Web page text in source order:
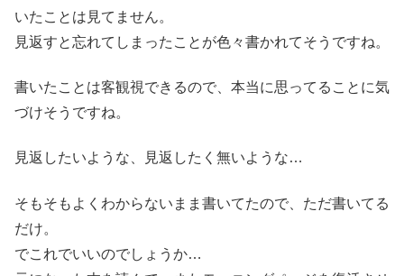
いたことは見てません。
見返すと忘れてしまったことが色々書かれてそうですね。
書いたことは客観視できるので、本当に思ってることに気
づけそうですね。
見返したいような、見返したく無いような…
そもそもよくわからないまま書いてたので、ただ書いてる
だけ。
でこれでいいのでしょうか…